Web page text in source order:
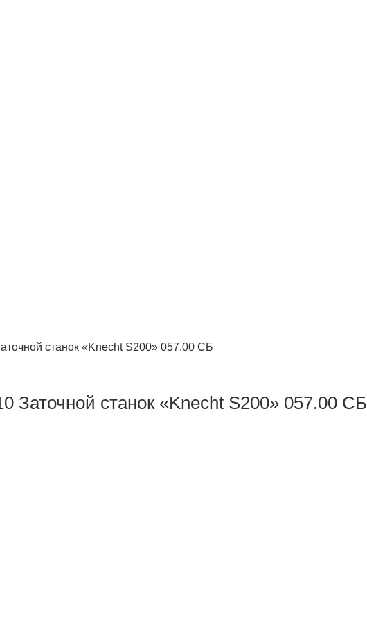
станок «Knecht S200» 057.00 СБ
Заточной станок «Knecht S200» 057.00 СБ